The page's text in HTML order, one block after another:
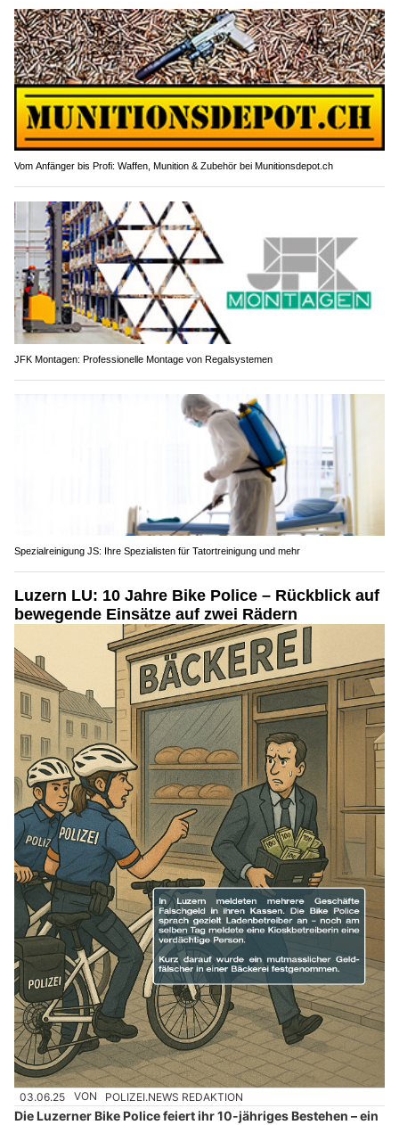
Vom Anfänger bis Profi: Waffen, Munition & Zubehör bei Munitionsdepot.ch
JFK Montagen: Professionelle Montage von Regalsystemen
Spezialreinigung JS: Ihre Spezialisten für Tatortreinigung und mehr
Luzern LU: 10 Jahre Bike Police – Rückblick auf
bewegende Einsätze auf zwei Rädern
03.06.25 VON POLIZEI.NEWS REDAKTION
Die Luzerner Bike Police feiert ihr 10-jähriges Bestehen – ein